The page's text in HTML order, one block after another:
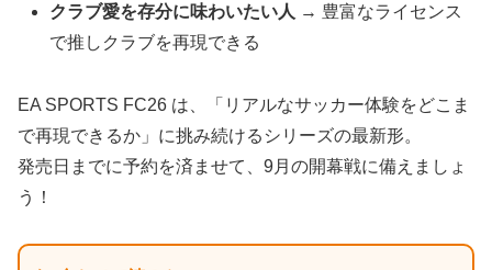
クラブ愛を存分に味わいたい人 → 豊富なライセンス
で推しクラブを再現できる
EA SPORTS FC26 は、「リアルなサッカー体験をどこま
で再現できるか」に挑み続けるシリーズの最新形。
発売日までに予約を済ませて、9月の開幕戦に備えましょ
う！